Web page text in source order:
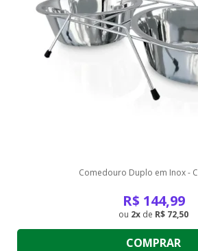
Comedouro Duplo em Inox -
R$ 144,99
2 de R$ 72,50
COMPRAR